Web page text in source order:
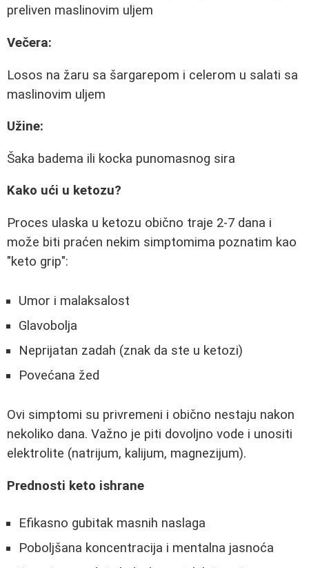
preliven maslinovim uljem
Večera:
Losos na žaru sa šargarepom i celerom u salati sa
maslinovim uljem
Užine:
Šaka badema ili kocka punomasnog sira
Kako ući u ketozu?
Proces ulaska u ketozu obično traje 2-7 dana i
može biti praćen nekim simptomima poznatim kao
"keto grip":
Umor i malaksalost
Glavobolja
Neprijatan zadah (znak da ste u ketozi)
Povećana žed
Ovi simptomi su privremeni i obično nestaju nakon
nekoliko dana. Važno je piti dovoljno vode i unositi
elektrolite (natrijum, kalijum, magnezijum).
Prednosti keto ishrane
Efikasno gubitak masnih naslaga
Poboljšana koncentracija i mentalna jasnoća